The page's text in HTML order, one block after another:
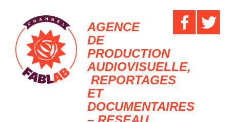
AGENCE
DE
PRODUCTION
AUDIOVISUELLE,
REPORTAGES
ET
DOCUMENTAIRES